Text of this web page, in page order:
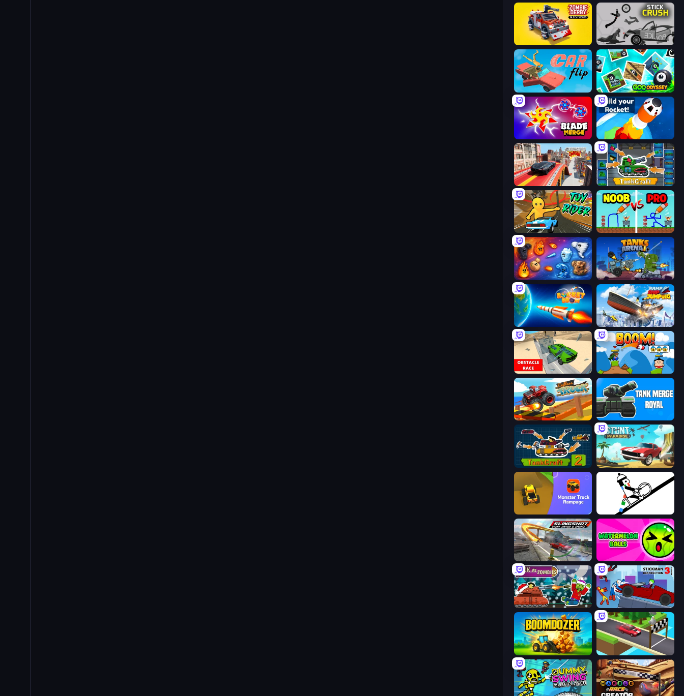
Stick Crush
Car Flip! Goo Odyssey
Blade Merge Build your Rocket
Slingshot Crash TankCraft
Toy Rider DOP Noob: Draw to Save
Elemental Merge Tanks Arena io: Craft & Combat
Rocket Boom: Space Destroy 3D Ship Ramp Jumping
Obstacle Race: Destroying Simulator! Boom!
Endless Truck Tank Merge Royal
TankCraft 2 Stunt Paradise
Monster Truck Rampage Line Rider
Slingshot Stunt Driver & Sport Watermelon Balls
Tanks vs Zombies: Tank Battle Stickman Destruction 3 Heroes
Boomdozer Island Racer